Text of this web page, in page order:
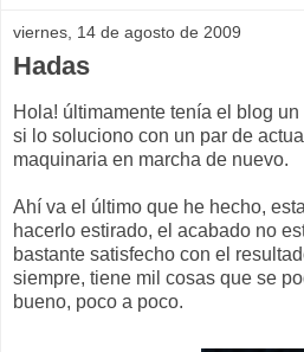
viernes, 14 de agosto de 2009
Hadas
Hola! últimamente tenía el blog
si lo soluciono con un par de
maquinaria en marcha de nuevo.
Ahí va el último que he hecho,
hacerlo estirado, el acabado no
bastante satisfecho con el
siempre, tiene mil cosas que se
bueno, poco a poco.